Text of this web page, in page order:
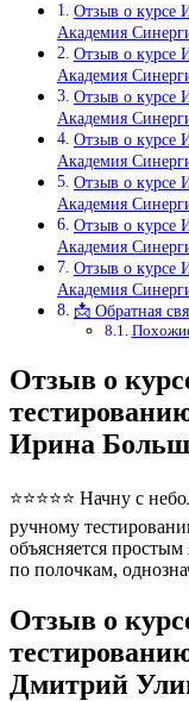
Отзыв о курсе
Академия
Отзыв о курсе
Академия
Отзыв о курсе
Академия
Отзыв о курсе
Академия
Отзыв о курсе
Академия
Отзыв о курсе
Академия
Отзыв о курсе
Академия
📩 Обратная
Отзыв о
Ирина
⭐⭐⭐⭐⭐ Начну с
ручному
объясняется
по полочкам,
Отзыв о
Дмитрий